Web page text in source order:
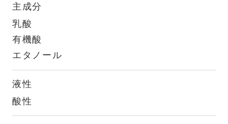
主成分
乳酸
有機酸
エタノール
液性
酸性